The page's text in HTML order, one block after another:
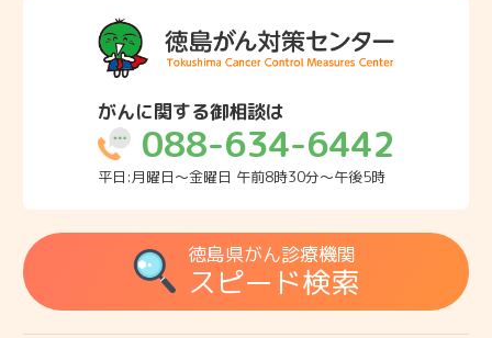
がんに関する御相談は
088-634-6442
平日:月曜日～金曜日 午前8時30分～午後5時
徳島県がん診療機関
スピード検索